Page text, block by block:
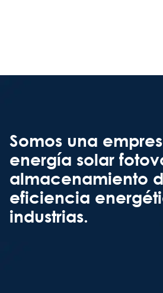
Somos una
energía solar
almacenamiento
eficiencia
industrias.